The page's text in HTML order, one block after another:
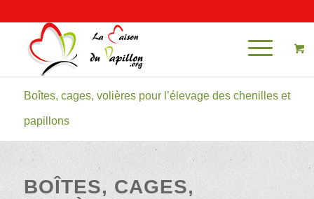
Boîtes, cages, volières pour l’élevage des chenilles et
papillons
BOÎTES, CAGES,